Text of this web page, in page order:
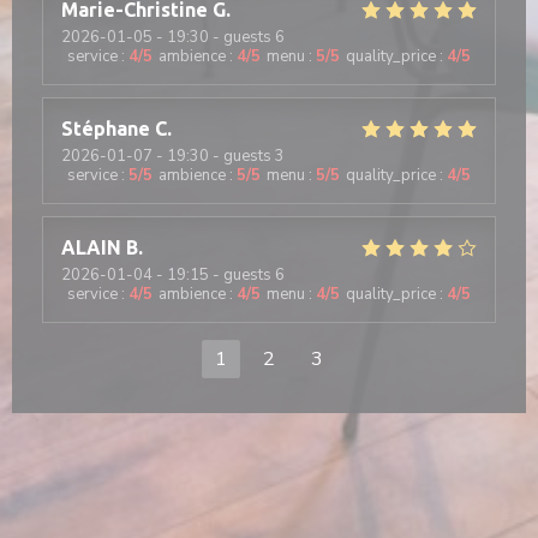
Marie-Christine G
2026-01-05 - 19:30 - guests 6
service : 4/5 ambience : 4/5 menu : 5/5 quality_price : 4/5
Stéphane C
2026-01-07 - 19:30 - guests 3
service : 5/5 ambience : 5/5 menu : 5/5 quality_price : 4/5
ALAIN B
2026-01-04 - 19:15 - guests 6
service : 4/5 ambience : 4/5 menu : 4/5 quality_price : 4/5
1 2 3